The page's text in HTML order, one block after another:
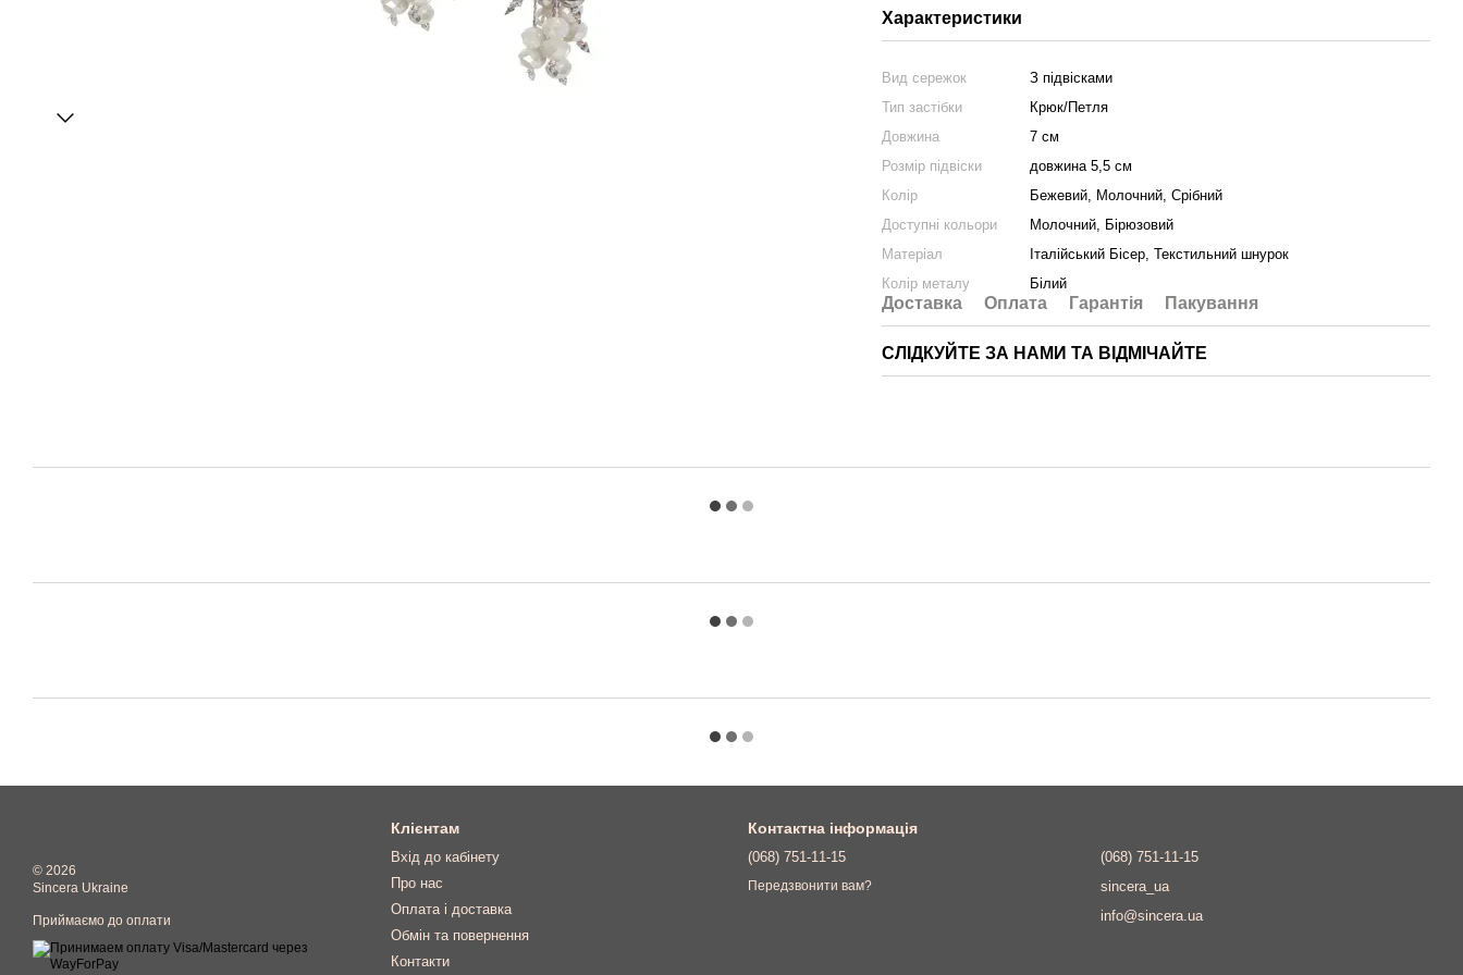
Характеристики
Вид сережок
З підвісками
Тип застібки
Крюк/Петля
Довжина
7 см
Розмір підвіски
довжина 5,5 см
Колір
Бежевий, Молочний, Срібний
Доступні кольори
Молочний, Бірюзовий
Матеріал
Італійський Бісер, Текстильний шнурок
Колір металу
Білий
Доставка Оплата Гарантія Пакування
СЛІДКУЙТЕ ЗА НАМИ ТА ВІДМІЧАЙТЕ
© 2026
Sincera Ukraine
Приймаємо до оплати
Клієнтам
Вхід до кабінету
Про нас
Оплата і доставка
Обмін та повернення
Контакти
Контактна інформація
(068) 751-11-15
Передзвонити вам?
(068) 751-11-15
sincera_ua
info@sincera.ua